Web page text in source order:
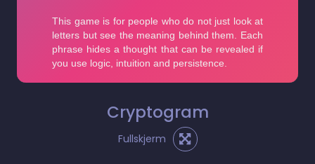
Cryptogram
Fullskjerm